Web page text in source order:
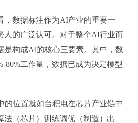
，数据标注作为AI产业的重要一
人的广泛认可。对于整个AI行业而
构成AI的核心三要素。 其中，数
80%工作量，数据已成为决定模型
的位置就如台积电在芯片产业链中
法（芯片）训练调优（制造）出